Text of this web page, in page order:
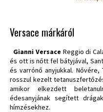
Versace márkáról
Gianni Versace Reggio di
és ott is nőtt fel bátyjával,
és varrónő anyjukkal.
rosszul kezelt
amikor elkezdett
édesanyjának segített
hímzésekhez.